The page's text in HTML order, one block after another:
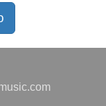
обратились по
новых
всех времён